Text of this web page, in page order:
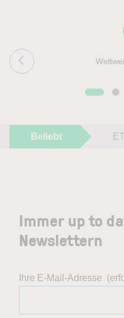
Beliebt
Immer up to
Newslettern
Ihre E-Mail-Adresse